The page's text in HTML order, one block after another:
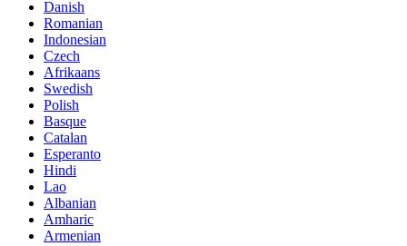
Danish
Romanian
Indonesian
Czech
Afrikaans
Swedish
Polish
Basque
Catalan
Esperanto
Hindi
Lao
Albanian
Amharic
Armenian